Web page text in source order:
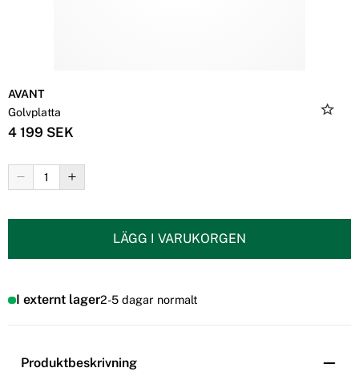
AVANT
Golvplatta
4 199 SEK
LÄGG I VARUKORGEN
I externt lager2-5 dagar normalt
Produktbeskrivning